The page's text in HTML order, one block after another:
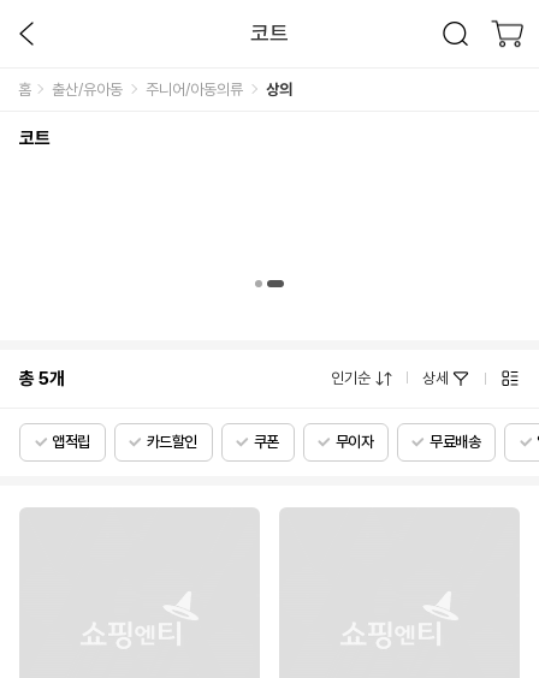
코트
홈 출산/유아동 주니어/아동의류 상의
코트
총5개 인기순 상세
앱적립 카드할인 쿠폰 무이자 무료배송